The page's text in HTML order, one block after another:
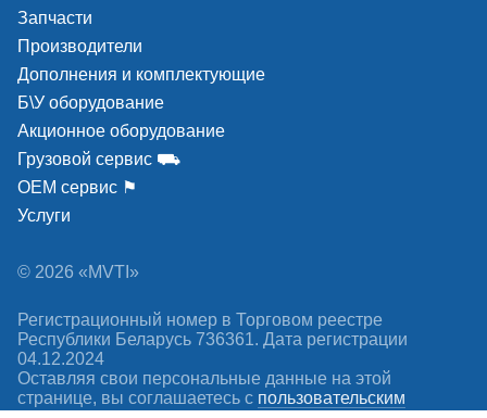
Запчасти
Производители
Дополнения и комплектующие
Б\У оборудование
Акционное оборудование
Грузовой сервис ⛟
ОЕМ сервис ⚑
Услуги
© 2026 «MVTI»
Регистрационный номер в Торговом реестре
Республики Беларусь 736361. Дата регистрации
04.12.2024
Оставляя свои персональные данные на этой
странице, вы соглашаетесь c пользовательским